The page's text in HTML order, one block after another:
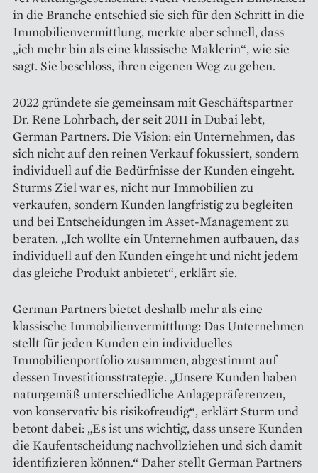
in die Branche entschied sie sich für den Schritt in die
Immobilienvermittlung, merkte aber schnell, dass
„ich mehr bin als eine klassische Maklerin“, wie sie
sagt. Sie beschloss, ihren eigenen Weg zu gehen.
2022 gründete sie gemeinsam mit Geschäftspartner
Dr. Rene Lohrbach, der seit 2011 in Dubai lebt,
German Partners. Die Vision: ein Unternehmen, das
sich nicht auf den reinen Verkauf fokussiert, sondern
individuell auf die Bedürfnisse der Kunden eingeht.
Sturms Ziel war es, nicht nur Immobilien zu
verkaufen, sondern Kunden langfristig zu begleiten
und bei Entscheidungen im Asset-Management zu
beraten. „Ich wollte ein Unternehmen aufbauen, das
individuell auf den Kunden eingeht und nicht jedem
das gleiche Produkt anbietet“, erklärt sie.
German Partners bietet deshalb mehr als eine
klassische Immobilienvermittlung: Das Unternehmen
stellt für jeden Kunden ein individuelles
Immobilienportfolio zusammen, ab­gestimmt auf
dessen Investitionsstrategie. „Unsere Kunden haben
naturgemäß unterschiedliche Anlagepräferenzen,
von konservativ bis risikofreudig“, erklärt Sturm und
betont dabei: „Es ist uns wichtig, dass unsere Kunden
die Kaufentscheidung nachvollziehen und sich damit
identifizieren können.“ Daher stellt German Partners